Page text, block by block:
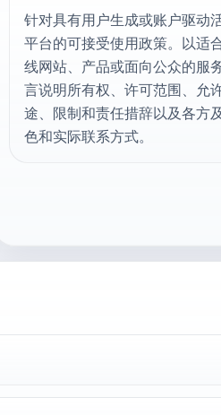
针对具有用户生成或账户驱动
平台的可接受使用政策。以适
线网站、产品或面向公众的服
言说明所有权、许可范围、允
途、限制和责任措辞以及各方
色和实际联系方式。